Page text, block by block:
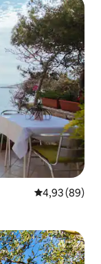
4,93 de uma
4,93 (89)